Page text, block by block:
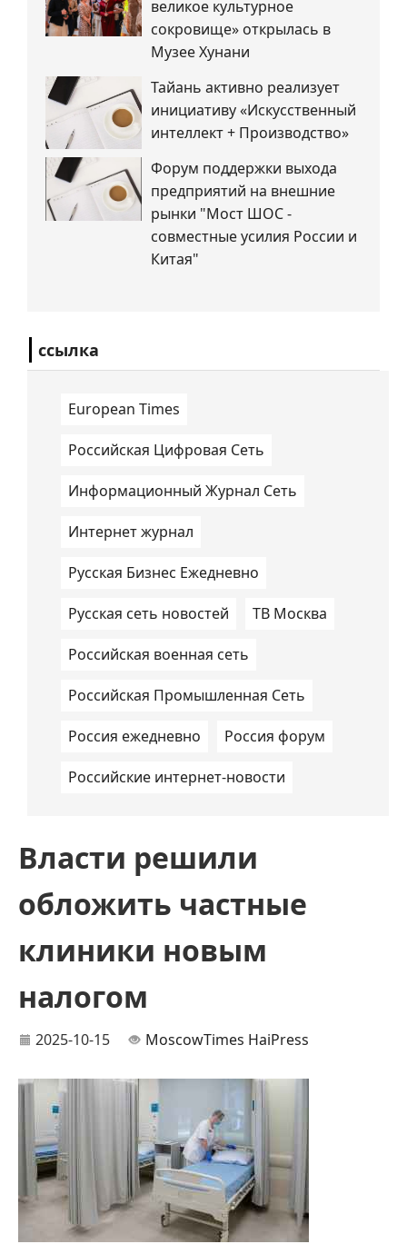
великое культурное
сокровище» открылась в
Музее Хунани
Тайань активно реализует
инициативу «Искусственный
интеллект + Производство»
Форум поддержки выхода
предприятий на внешние
рынки "Мост ШОС -
совместные усилия России и
Китая"
ссылка
European Times
Российская Цифровая Сеть
Информационный Журнал Сеть
Интернет журнал
Русская Бизнес Ежедневно
Русская сеть новостей ТВ Москва
Российская военная сеть
Российская Промышленная Сеть
Россия ежедневно Россия форум
Российские интернет-новости
Власти решили
обложить частные
клиники новым
налогом
2025-10-15 MoscowTimes HaiPress